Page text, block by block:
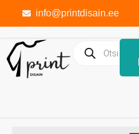
info@printdisain.ee